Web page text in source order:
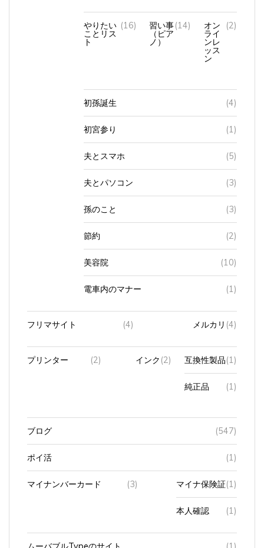
やりたい
ことリス
ト
(16) 習い事
（ピア
ノ）
(14) オン
ライ
ンレ
ッス
ン
(2)
初孫誕生 (4)
初宮参り (1)
夫とスマホ (5)
夫とパソコン (3)
孫のこと (3)
節約 (2)
美容院 (10)
電車内のマナー (1)
フリマサイト (4) メルカリ (4)
プリンター (2) インク (2) 互換性製品 (1)
純正品 (1)
ブログ (547)
ポイ活 (1)
マイナンバーカード (3) マイナ保険証(1)
本人確認 (1)
ムーバブルTypeのサイト (1)